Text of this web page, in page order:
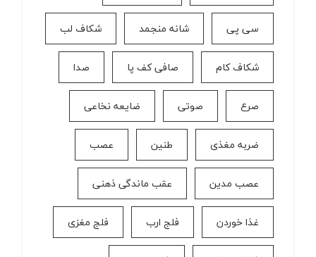
سی پی شانه منجمد شکاف لب
شکاف کام صافی کف پا صدا
صرع صوتی ضایعه نخاعی
ضربه مغذی طنین عصب
عصب مدین عقب ماندگی ذهنی
غذا خوردن فلج ارب فلج مغزی